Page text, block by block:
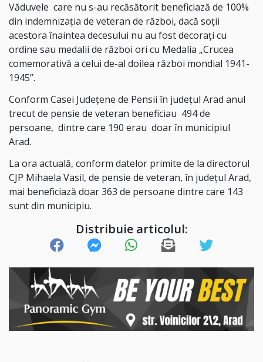
Văduvele care nu s-au recăsătorit beneficiază de 100%
din indemnizația de veteran de război, dacă soții
acestora înaintea decesului nu au fost decorați cu
ordine sau medalii de război ori cu Medalia „Crucea
comemorativă a celui de-al doilea război mondial 1941-
1945”.
Conform Casei Județene de Pensii în județul Arad anul
trecut de pensie de veteran beneficiau 494 de
persoane, dintre care 190 erau doar în municipiul
Arad.
La ora actuală, conform datelor primite de la directorul
CJP Mihaela Vasil, de pensie de veteran, în județul Arad,
mai beneficiază doar 363 de persoane dintre care 143
sunt din municipiu.
Distribuie articolul: